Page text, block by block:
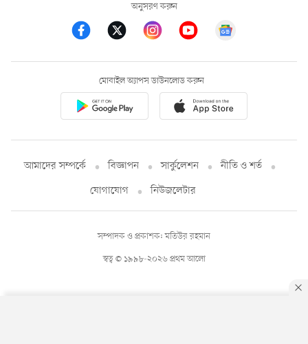
অনুসরণ করুন
মোবাইল অ্যাপস ডাউনলোড করুন
আমাদের সম্পর্কে বিজ্ঞাপন সার্কুলেশন
নীতি ও শর্ত
যোগাযোগ
নিউজলেটার
স্বত্ব © ১৯৯৮-২০২৬ প্রথম আলো
সম্পাদক ও প্রকাশক: মতিউর রহমান